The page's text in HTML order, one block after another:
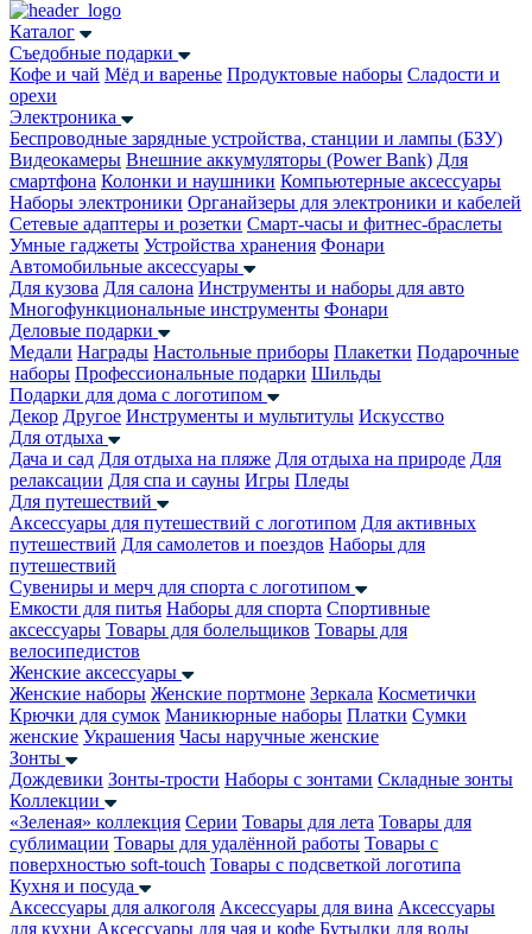
Каталог
Съедобные подарки
Кофе и чай Мёд и варенье Продуктовые наборы Сладости и
орехи
Электроника
Беспроводные зарядные устройства, станции и лампы (БЗУ)
Видеокамеры Внешние аккумуляторы (Power Bank) Для
смартфона Колонки и наушники Компьютерные аксессуары
Наборы электроники Органайзеры для электроники и кабелей
Сетевые адаптеры и розетки Смарт-часы и фитнес-браслеты
Умные гаджеты Устройства хранения Фонари
Автомобильные аксессуары
Для кузова Для салона Инструменты и наборы для авто
Многофункциональные инструменты Фонари
Деловые подарки
Медали Награды Настольные приборы Плакетки Подарочные
наборы Профессиональные подарки Шильды
Подарки для дома с логотипом
Декор Другое Инструменты и мультитулы Искусство
Для отдыха
Дача и сад Для отдыха на пляже Для отдыха на природе Для
релаксации Для спа и сауны Игры Пледы
Для путешествий
Аксессуары для путешествий с логотипом Для активных
путешествий Для самолетов и поездов Наборы для
путешествий
Сувениры и мерч для спорта с логотипом
Емкости для питья Наборы для спорта Спортивные
аксессуары Товары для болельщиков Товары для
велосипедистов
Женские аксессуары
Женские наборы Женские портмоне Зеркала Косметички
Крючки для сумок Маникюрные наборы Платки Сумки
женские Украшения Часы наручные женские
Зонты
Дождевики Зонты-трости Наборы с зонтами Складные зонты
Коллекции
«Зеленая» коллекция Серии Товары для лета Товары для
сублимации Товары для удалённой работы Товары с
поверхностью soft-touch Товары с подсветкой логотипа
Кухня и посуда
Аксессуары для алкоголя Аксессуары для вина Аксессуары
для кухни Аксессуары для чая и кофе Бутылки для воды